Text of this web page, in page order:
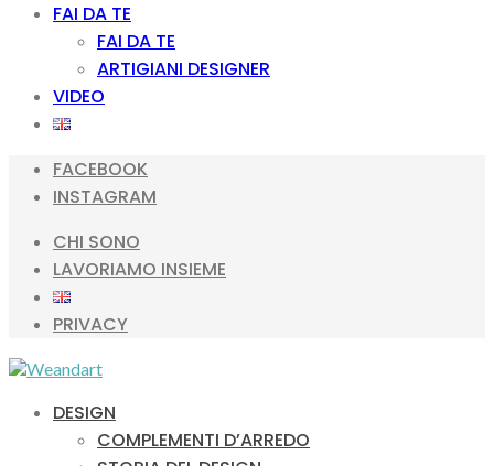
FAI DA TE
FAI DA TE
ARTIGIANI DESIGNER
VIDEO
FACEBOOK
INSTAGRAM
CHI SONO
LAVORIAMO INSIEME
PRIVACY
DESIGN
COMPLEMENTI D’ARREDO